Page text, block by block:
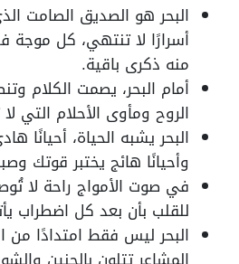
البحر هو الصديق الصامت
أسرارًا لا تنتهي، كل
منه ذكرى باقية.
أمام البحر، يصمت الكلام
الروح ومأوى الأحلام التي
البحر يشبه الحياة، أحيانًا
وأحيانًا هائج يختبر قوتك
في صوت الأمواج راحة لا
للقلب بأن بعد كل اضطراب
البحر ليس فقط امتدادًا من